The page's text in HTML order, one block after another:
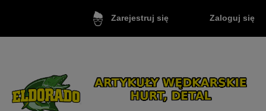
Zarejestruj się Zaloguj się